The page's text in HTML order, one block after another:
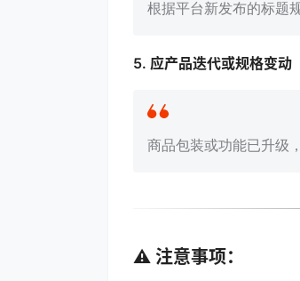
根据平台新发布的标题
5. 应产品迭代或规格变动
商品包装或功能已升级
⚠️ 注意事项：